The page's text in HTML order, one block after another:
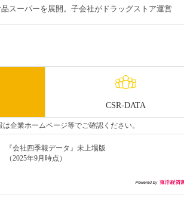
スーパーを展開。子会社がドラッグストア運営
CSR-DATA
企業ホームページ等でご確認ください。
『会社四季報データ』未上場版
（2025年9月時点）